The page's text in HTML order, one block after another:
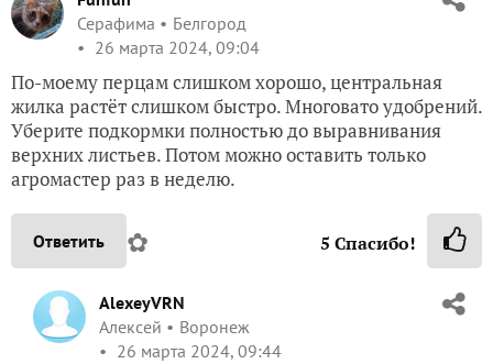
Серафима
Белгород
26 марта 2024, 09:04
По-моему перцам слишком хорошо, центральная
жилка растёт слишком быстро. Многовато удобрений.
Уберите подкормки полностью до выравнивания
верхних листьев. Потом можно оставить только
агромастер раз в неделю.
Ответить ✿ 5 Спасибо!
AlexeyVRN
Алексей
Воронеж
26 марта 2024, 09:44